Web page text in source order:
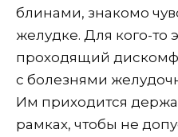
блинами, знакомо
желудке. Для кого-то
проходящий
с болезнями
Им приходится
рамках, чтобы не